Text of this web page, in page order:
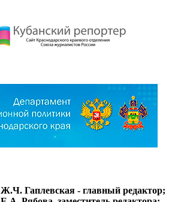
Ж.Ч. Гаплевская - главный редактор;